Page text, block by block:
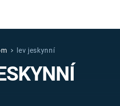
lev jeskynní